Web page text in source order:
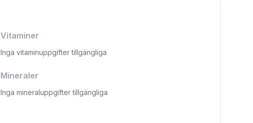
Vitaminer
Inga vitaminuppgifter tillgängliga
Mineraler
Inga mineraluppgifter tillgängliga